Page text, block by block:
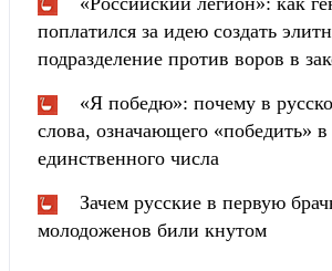
поплатился за идею создать
подразделение против воров в
«Я победю»: почему в
слова, означающего «победить»
единственного числа
Зачем русские в первую
молодоженов били кнутом